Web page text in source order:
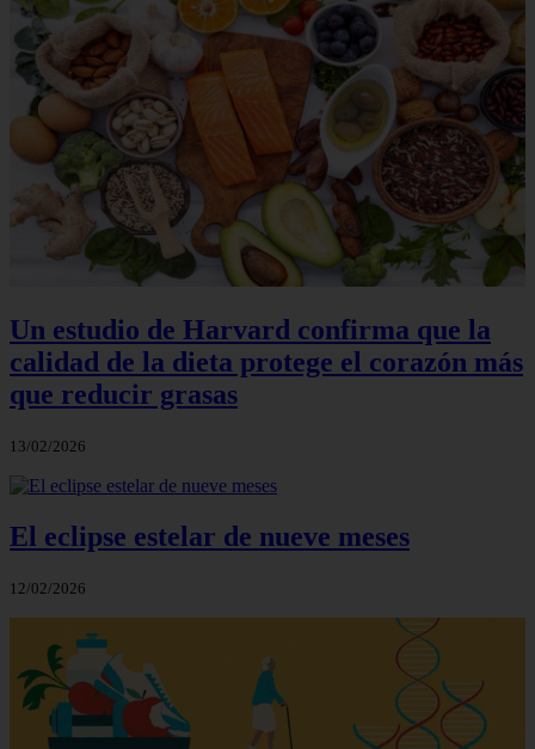
Un estudio de Harvard confirma que la
calidad de la dieta protege el corazón más
que reducir grasas
13/02/2026
El eclipse estelar de nueve meses
12/02/2026